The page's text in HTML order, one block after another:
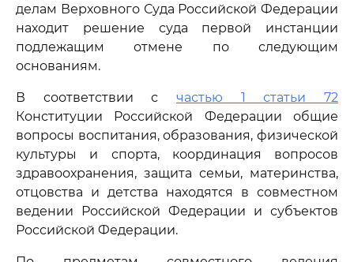
делам Верховного Суда Российской Федерации
находит решение суда первой инстанции
подлежащим отмене по следующим
основаниям.
В соответствии с частью 1 статьи 72
Конституции Российской Федерации общие
вопросы воспитания, образования, физической
культуры и спорта, координация вопросов
здравоохранения, защита семьи, материнства,
отцовства и детства находятся в совместном
ведении Российской Федерации и субъектов
Российской Федерации.